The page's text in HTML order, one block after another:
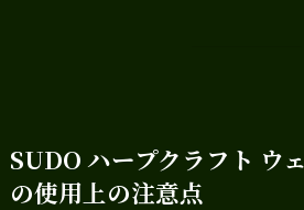
SUDO ハープクラフト ウ
の使用上の注意点